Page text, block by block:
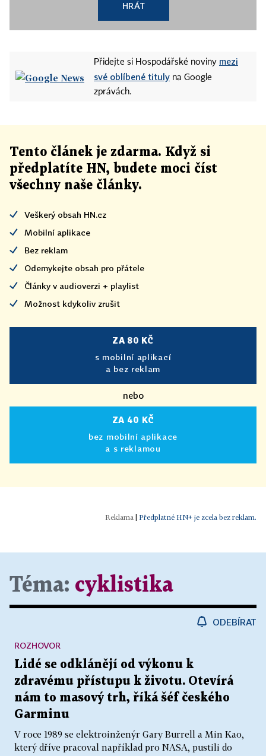
HRÁT
Přidejte si Hospodářské noviny mezi
své oblíbené tituly na Google
zprávách.
Tento článek je zdarma. Když si
předplatíte HN, budete moci číst
všechny naše články.
Veškerý obsah HN.cz
Mobilní aplikace
Bez reklam
Odemykejte obsah pro přátele
Články v audioverzi + playlist
Možnost kdykoliv zrušit
ZA 80 KČ
s mobilní aplikací
a bez reklam
nebo
ZA 40 KČ
bez mobilní aplikace
a s reklamou
Předplatné HN+ je zcela bez reklam.
Téma: cyklistika
ODEBÍRAT
Lidé se odklánějí od výkonu k
zdravému přístupu k životu. Otevírá
nám to masový trh, říká šéf českého
Garminu
V roce 1989 se elektroinženýr Gary Burrell a Min Kao,
který dříve pracoval například pro NASA, pustili do
ROZHOVOR